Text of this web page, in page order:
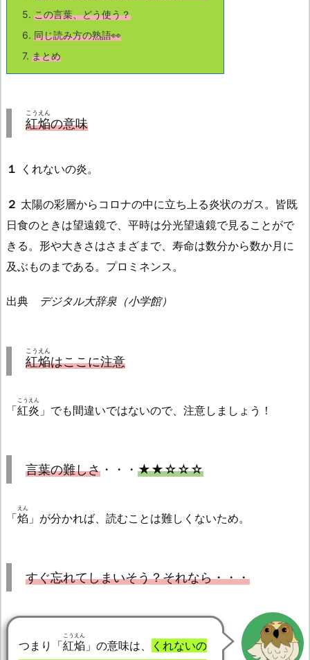
5. この言葉、どう使う？
6. 同じ読み方の熟語👀
7. まとめ
紅焔
こうえん
の意味
１ くれないの炎。
２ 太陽の彩層からコロナの中に立ち上る炎状のガス。皆既
日食のときは望遠鏡で、平時は分光望遠鏡で見ることがで
きる。形や大きさはさまざまで、寿命は数分から数か月に
及ぶものまである。プロミネンス。
出典 デジタル大辞泉（小学館）
紅焔
こうえん
はここに注意
「紅炎
こうえん
」でも間違いではないので、注意しましょう！
言葉の難しさ ・・・ ★★☆☆☆
「焰
えん
」が分かれば、読むことは難しくないため。
すぐ忘れてしまいそう？それなら・・・
つまり「紅焔
こうえん
」の意味は、
くれないの